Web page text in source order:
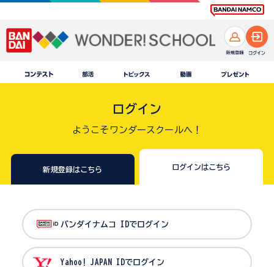
ログイン
ようこそワンダースクールへ！
新規登録はこちら ログインはこちら
バンダイナムコ IDでログイン
Yahoo! JAPAN IDでログイン